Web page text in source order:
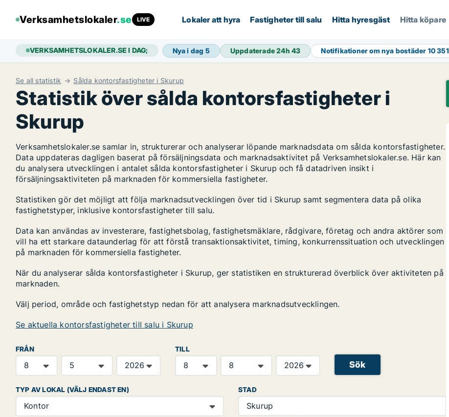
Verksamhetslokaler.se LIVE Lokaler att hyra Fastigheter till salu Hitta hyresgäst Hitta köpare
VERKSAMHETSLOKALER.SE I DAG; Nya i dag 5 Uppdaterade 24h43 Notifikationer om nya bostäder 10 351
Se all statistik Sålda kontorsfastigheter i Skurup
Statistik över sålda kontorsfastigheter i
Skurup
Verksamhetslokaler.se samlar in, strukturerar och analyserar löpande marknadsdata om sålda kontorsfastigheter.
Data uppdateras dagligen baserat på försäljningsdata och marknadsaktivitet på Verksamhetslokaler.se. Här kan
du analysera utvecklingen i antalet sålda kontorsfastigheter i Skurup och få datadriven insikt i
försäljningsaktiviteten på marknaden för kommersiella fastigheter.
Statistiken gör det möjligt att följa marknadsutvecklingen över tid i Skurup samt segmentera data på olika
fastighetstyper, inklusive kontorsfastigheter till salu.
Data kan användas av investerare, fastighetsbolag, fastighetsmäklare, rådgivare, företag och andra aktörer som
vill ha ett starkare dataunderlag för att förstå transaktionsaktivitet, timing, konkurrenssituation och utvecklingen
på marknaden för kommersiella fastigheter.
När du analyserar sålda kontorsfastigheter i Skurup, ger statistiken en strukturerad överblick över aktiviteten på
marknaden.
Välj period, område och fastighetstyp nedan för att analysera marknadsutvecklingen.
Se aktuella kontorsfastigheter till salu i Skurup
FRÅN TILL
Sök
TYP AV LOKAL (VÄLJ ENDAST EN)
Kontor
STAD
Skurup